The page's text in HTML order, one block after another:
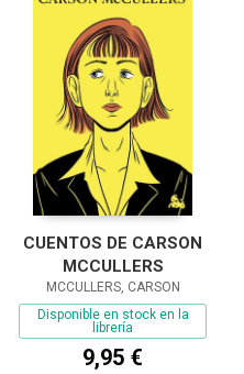
CUENTOS DE CARSON
MCCULLERS
MCCULLERS, CARSON
Disponible en stock en la
librería
9,95 €